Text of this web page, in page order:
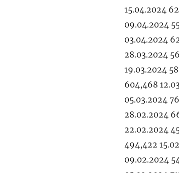
15.04.2024
09.04.2024
03.04.2024
28.03.2024
19.03.2024
604,468
05.03.2024
28.02.2024
22.02.2024
494,422
09.02.2024